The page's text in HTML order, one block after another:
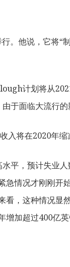
。他说，它将“
计划将从
于面临大流行
入将在2020年
平，预计失业人
急情况才刚刚开
看，这种情况显
加超过400亿英